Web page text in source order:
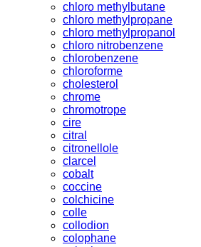
chloro methylbutane
chloro methylpropane
chloro methylpropanol
chloro nitrobenzene
chlorobenzene
chloroforme
cholesterol
chrome
chromotrope
cire
citral
citronellole
clarcel
cobalt
coccine
colchicine
colle
collodion
colophane